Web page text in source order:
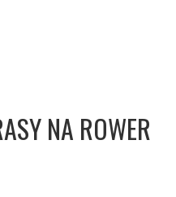
NA ROWER